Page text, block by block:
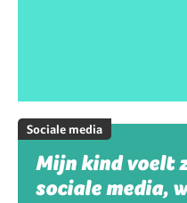
Sociale media
Mijn kind voelt
sociale media,